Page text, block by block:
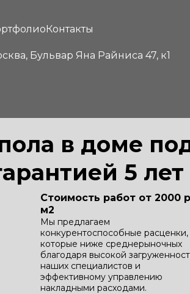
Контакты
Бульвар Яна Райниса 47, к1
в доме
5 лет
Стоимость работ от 2000
м2
Мы предлагаем
конкурентоспособные расценки,
которые ниже среднерыночных
благодаря высокой
наших специалистов и
эффективному управлению
накладными расходами.